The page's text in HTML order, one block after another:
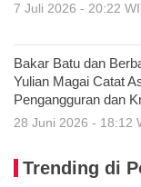
7 Juli 2026 - 20:22
Bakar Batu dan
Yulian Magai Catat
Pengangguran dan
28 Juni 2026 - 18:12
Trending di